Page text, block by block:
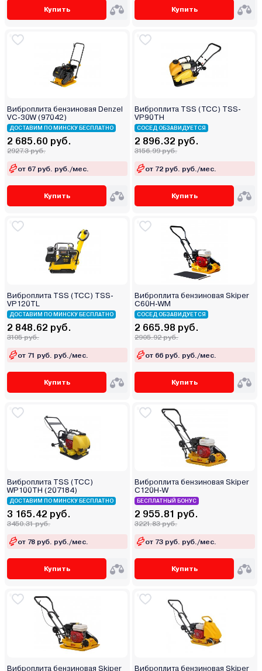
Купить Купить
Виброплита бензиновая Denzel
VC-30W (97042)
ДОСТАВИМ ПО МИНСКУ БЕСПЛАТНО
2 685.60 руб.
2927.3 руб.
от 67 руб. руб./мес.
Купить
Виброплита TSS (ТСС) TSS-
VP90TH
СОСЕД ОБЗАВИДУЕТСЯ
2 896.32 руб.
3156.99 руб.
от 72 руб. руб./мес.
Купить
Виброплита TSS (ТСС) TSS-
VP120TL
ДОСТАВИМ ПО МИНСКУ БЕСПЛАТНО
2 848.62 руб.
3105 руб.
от 71 руб. руб./мес.
Купить
Виброплита бензиновая Skiper
C60H-WM
СОСЕД ОБЗАВИДУЕТСЯ
2 665.98 руб.
2905.92 руб.
от 66 руб. руб./мес.
Купить
Виброплита TSS (ТСС)
WP100TH (207184)
ДОСТАВИМ ПО МИНСКУ БЕСПЛАТНО
3 165.42 руб.
3450.31 руб.
от 78 руб. руб./мес.
Купить
Виброплита бензиновая Skiper
C120H-W
БЕСПЛАТНЫЙ БОНУС
2 955.81 руб.
3221.83 руб.
от 73 руб. руб./мес.
Купить
Виброплита бензиновая Skiper Виброплита бензиновая Skiper